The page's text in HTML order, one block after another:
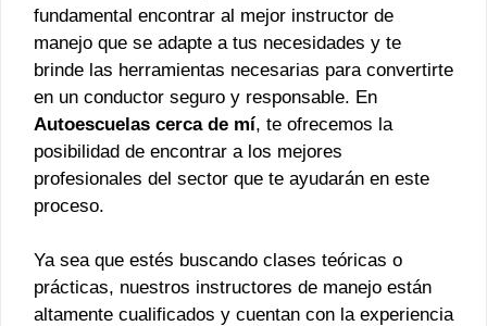
fundamental encontrar al mejor instructor de
manejo que se adapte a tus necesidades y te
brinde las herramientas necesarias para convertirte
en un conductor seguro y responsable. En
Autoescuelas cerca de mí, te ofrecemos la
posibilidad de encontrar a los mejores
profesionales del sector que te ayudarán en este
proceso.
Ya sea que estés buscando clases teóricas o
prácticas, nuestros instructores de manejo están
altamente cualificados y cuentan con la experiencia